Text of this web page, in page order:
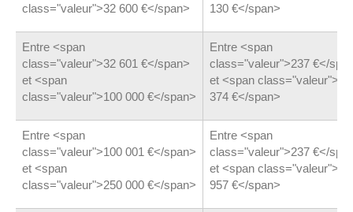
class="valeur">32 600 €</span>
130 €</span>
Entre <span
class="valeur">32 601 €</span>
et <span
class="valeur">100 000 €</span>
Entre <span
class="valeur">237 €</
et <span class="valeur">2
374 €</span>
Entre <span
class="valeur">100 001 €</span>
et <span
class="valeur">250 000 €</span>
Entre <span
class="valeur">237 €</
et <span class="valeur">3
957 €</span>